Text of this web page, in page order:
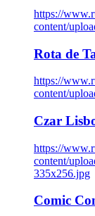
https://
content/
Rota de
https://
content/
Czar
https://
content/
335x256.jpg
Comic